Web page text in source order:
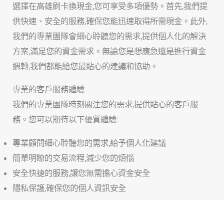
選擇在高雄刷卡換現金,您可享受多項優勢。首先,我們提
供快速、安全的服務,確保您能迅速取得所需現金。此外,
我們的專業團隊會細心聆聽您的需求,提供個人化的解決
方案,滿足您的資金需求。無論您是想應急還是進行資金
週轉,我們都能給您最貼心的建議和協助。
專業的客戶服務體驗
我們的專業團隊時刻關注您的需求,提供貼心的客戶服
務。您可以期待以下優質體驗:
專業顧問細心聆聽您的需求,給予個人化建議
簡單明瞭的交易流程,減少您的煩惱
安全快捷的服務,讓您無需擔心資金安全
隱私保護,確保您的個人資訊安全